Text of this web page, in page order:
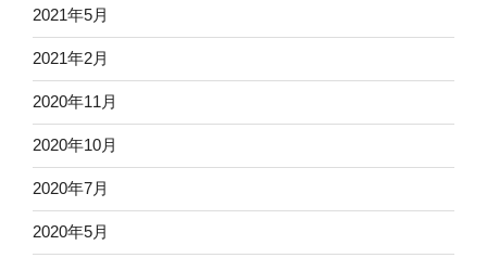
2021年5月
2021年2月
2020年11月
2020年10月
2020年7月
2020年5月